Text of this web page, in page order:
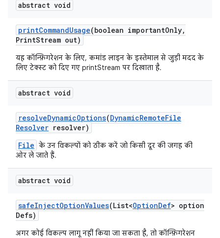
abstract void
printCommandUsage(boolean importantOnly,
PrintStream out)
यह कॉन्फ़िगरेशन के लिए, कमांड लाइन के इस्तेमाल से जुड़ी मदद के
लिए टेक्स्ट को दिए गए printStream पर दिखाता है.
abstract void
resolveDynamicOptions(DynamicRemoteFile
Resolver resolver)
File के उन विकल्पों को ठीक करें जो किसी दूर की जगह की
ओर ले जाते हैं.
abstract void
safeInjectOptionValues(List<OptionDef> option
Defs)
अगर कोई विकल्प लागू नहीं किया जा सकता है, तो कॉन्फ़िगरेशन